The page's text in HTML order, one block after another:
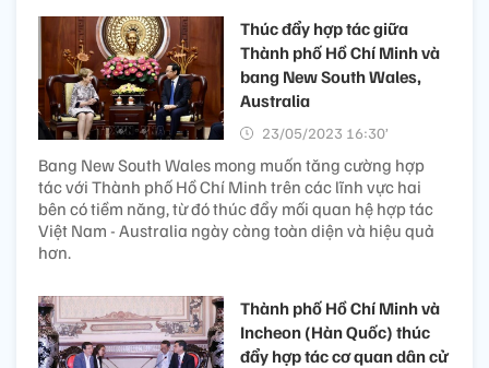
Thúc đẩy hợp tác giữa
Thành phố Hồ Chí Minh và
bang New South Wales,
Australia
23/05/2023 16:30’
Bang New South Wales mong muốn tăng cường hợp
tác với Thành phố Hồ Chí Minh trên các lĩnh vực hai
bên có tiềm năng, từ đó thúc đẩy mối quan hệ hợp tác
Việt Nam - Australia ngày càng toàn diện và hiệu quả
hơn.
Thành phố Hồ Chí Minh và
Incheon (Hàn Quốc) thúc
đẩy hợp tác cơ quan dân cử